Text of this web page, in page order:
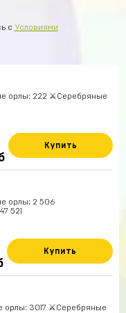
с Условиями
орлы: 222 ⚔Серебряные
Купить
орлы: 2 506
521
Купить
орлы: 3017 ⚔Серебряные